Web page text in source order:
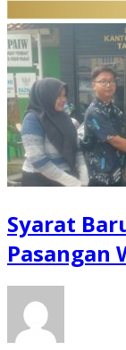
Syarat
Pasangan